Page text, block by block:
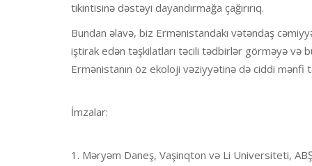
tikintisinə dəstəyi dayandırmağa çağırırıq.
Bundan əlavə, biz Ermənistandakı vətəndaş
iştirak edən təşkilatları təcili tədbirlər görməyə və
Ermənistanın öz ekoloji vəziyyətinə də ciddi mənfi
İmzalar:
1. Məryəm Daneş, Vaşinqton və Li Universiteti,